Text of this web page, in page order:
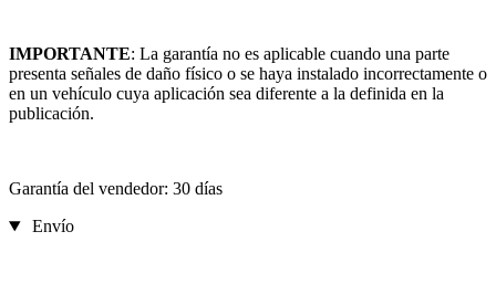
IMPORTANTE: La garantía no es aplicable cuando una parte
presenta señales de daño físico o se haya instalado incorrectamente o
en un vehículo cuya aplicación sea diferente a la definida en la
publicación.
Garantía del vendedor: 30 días
Envío